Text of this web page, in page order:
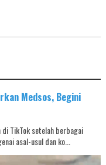
Medsos, Begini
di TikTok setelah berbagai
asal-usul dan ko...